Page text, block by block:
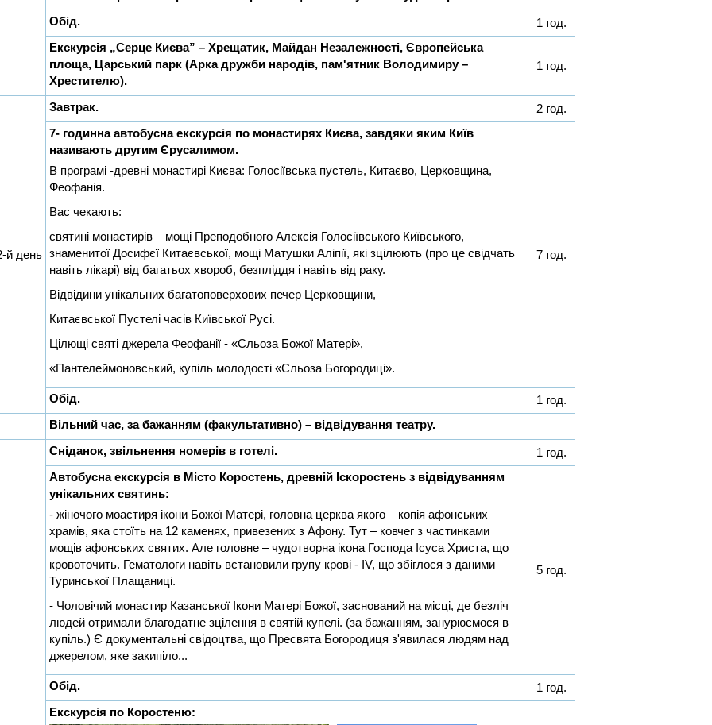
Обід.
1 год.
Екскурсія „Серце Києва” – Хрещатик, Майдан Незалежності, Європейська
площа, Царський парк (Арка дружби народів, пам'ятник Володимиру –
Хрестителю).
1 год.
й день
Завтрак.
2 год.
7- годинна автобусна екскурсія по монастирях Києва, завдяки яким Київ
називають другим Єрусалимом.
В програмі -древні монастирі Києва: Голосіївська пустель, Китаєво, Церковщина,
Феофанія.
Вас чекають:
святині монастирів – мощі Преподобного Алексія Голосіївського Київського,
знаменитої Досифєї Китаєвської, мощі Матушки Аліпії, які зцілюють (про це свідчать
навіть лікарі) від багатьох хвороб, безпліддя і навіть від раку.
Відвідини унікальних багатоповерхових печер Церковщини,
Китаєвської Пустелі часів Київської Русі.
Цілющі святі джерела Феофанії - «Сльоза Божої Матері»,
«Пантелеймоновський, купіль молодості «Сльоза Богородиці».
7 год.
Обід.
1 год.
Вільний час, за бажанням (факультативно) – відвідування театру.
Сніданок, звільнення номерів в готелі.
1 год.
Автобусна екскурсія в Місто Коростень, древній Іскоростень з відвідуванням
унікальних святинь:
- жіночого моастиря ікони Божої Матері, головна церква якого – копія афонських
храмів, яка стоїть на 12 каменях, привезених з Афону. Тут – ковчег з частинками
мощів афонських святих. Але головне – чудотворна ікона Господа Ісуса Христа, що
кровоточить. Гематологи навіть встановили групу крові - IV, що збіглося з даними
Туринської Плащаниці.
- Чоловічий монастир Казанської Ікони Матері Божої, заснований на місці, де безліч
людей отримали благодатне зцілення в святій купелі. (за бажанням, занурюємося в
купіль.) Є документальні свідоцтва, що Пресвята Богородиця з'явилася людям над
джерелом, яке закипіло...
5 год.
Обід.
1 год.
Екскурсія по Коростеню: